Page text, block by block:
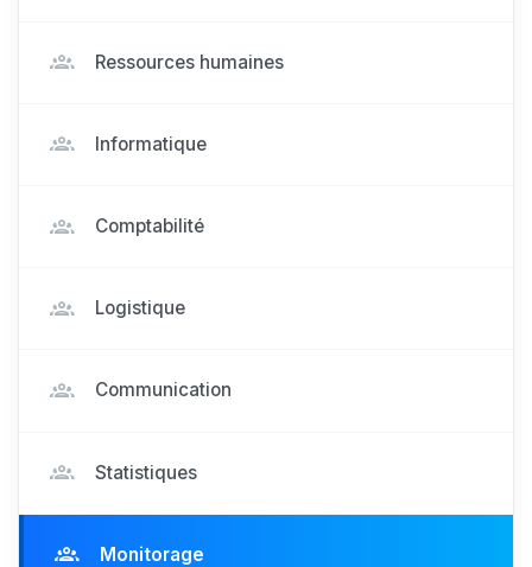
Ressources humaines
Informatique
Comptabilité
Logistique
Communication
Statistiques
Monitorage